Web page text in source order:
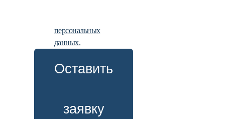
персональных
данных.
Оставить
заявку